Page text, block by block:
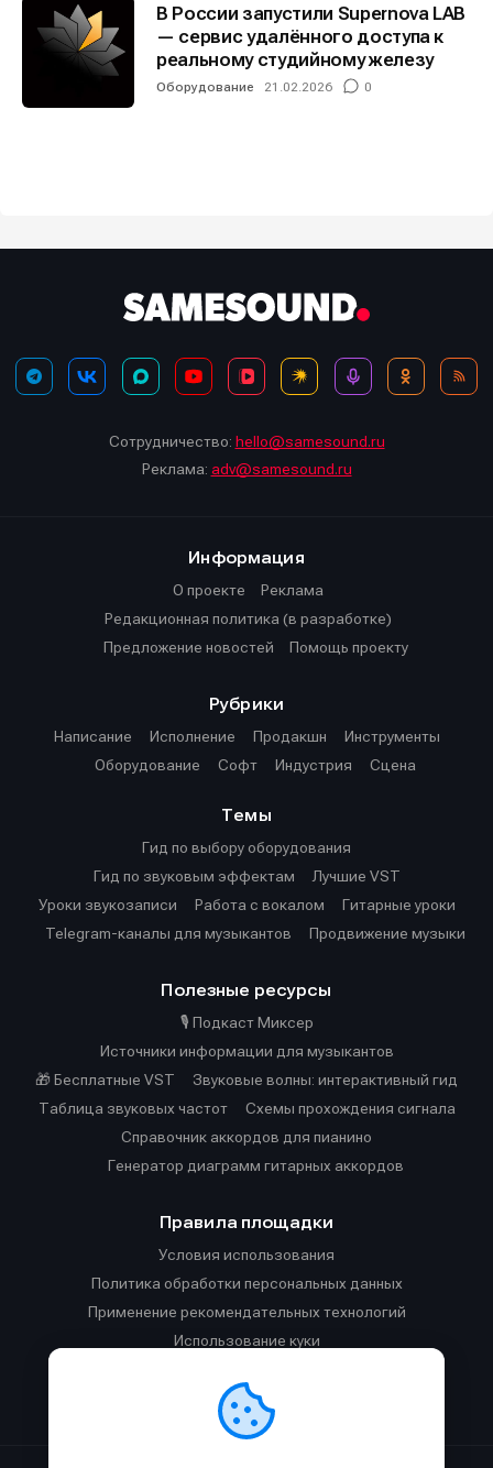
В России запустили Supernova LAB
— сервис удалённого доступа к
реальному студийному железу
Оборудование 21.02.2026 0
Сотрудничество: hello@samesound.ru
Реклама: adv@samesound.ru
Информация
О проекте
Реклама
Редакционная политика (в разработке)
Предложение новостей
Помощь проекту
Рубрики
Написание
Исполнение Продакшн
Инструменты
Оборудование
Софт Индустрия Сцена
Темы
Гид по выбору оборудования
Гид по звуковым эффектам
Лучшие VST
Уроки звукозаписи
Работа с вокалом
Гитарные уроки
Telegram-каналы для музыкантов
Продвижение музыки
Полезные ресурсы
🎙️ Подкаст Миксер
Источники информации для музыкантов
🎁 Бесплатные VST
Звуковые волны: интерактивный гид
Таблица звуковых частот
Cхемы прохождения сигнала
Справочник аккордов для пианино
Генератор диаграмм гитарных аккордов
Правила площадки
Условия использования
Политика обработки персональных данных
Применение рекомендательных технологий
Использование куки
Правила общения в Телеграм-чате